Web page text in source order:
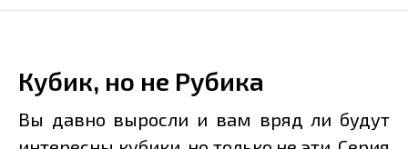
Кубик, но не Рубика
Вы давно выросли и вам вряд ли будут